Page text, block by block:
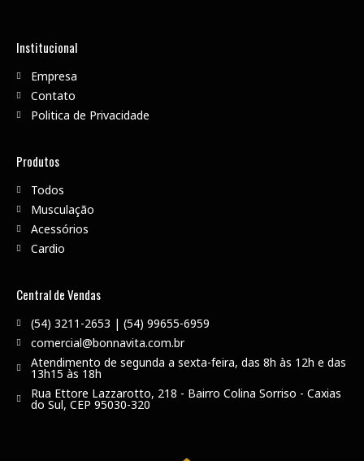
Institucional
Empresa
Contato
Politica de Privacidade
Produtos
Todos
Musculação
Acessórios
Cardio
Central de Vendas
(54) 3211-2653 | (54) 99655-6959
comercial@bonnavita.com.br
Atendimento de segunda a sexta-feira, das 8h às 12h e das
13h15 às 18h
Rua Ettore Lazzarotto, 218 - Bairro Colina Sorriso - Caxias
do Sul, CEP 95030-320